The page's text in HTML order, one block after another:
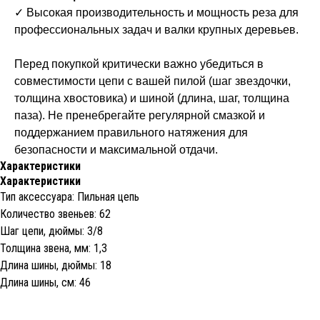
✓ Высокая производительность и мощность реза для
профессиональных задач и валки крупных деревьев.
Перед покупкой критически важно убедиться в
совместимости цепи с вашей пилой (шаг звездочки,
толщина хвостовика) и шиной (длина, шаг, толщина
паза). Не пренебрегайте регулярной смазкой и
поддержанием правильного натяжения для
безопасности и максимальной отдачи.
Характеристики
Характеристики
Тип аксессуара: Пильная цепь
Количество звеньев: 62
Шаг цепи, дюймы: 3/8
Толщина звена, мм: 1,3
Длина шины, дюймы: 18
Длина шины, см: 46